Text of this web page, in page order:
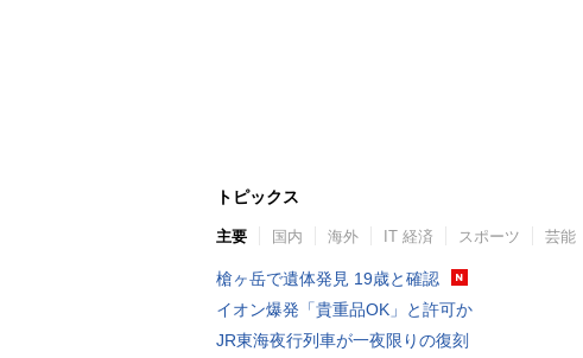
トピックス
主要 国内 海外 IT 経済 スポーツ 芸能
槍ヶ岳で遺体発見 19歳と確認
イオン爆発「貴重品OK」と許可か
JR東海夜行列車が一夜限りの復刻